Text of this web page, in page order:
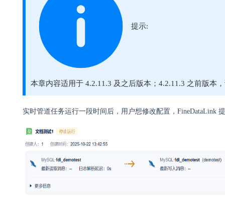
提示:
本章内容适用于 4.2.11.3 及之后版本；4.2.11.3 之前版本
实时管道任务运行一段时间后，用户想修改配置，FineDataLink